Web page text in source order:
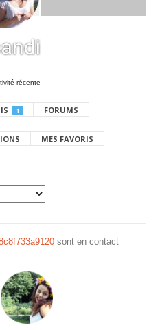
récente
1 FORUMS
MES FAVORIS
sont en contact